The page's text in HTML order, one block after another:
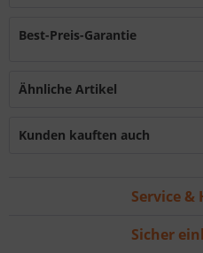
Best-Preis-Garantie
Ähnliche Artikel
Kunden kauften auch
Service &
Sicher